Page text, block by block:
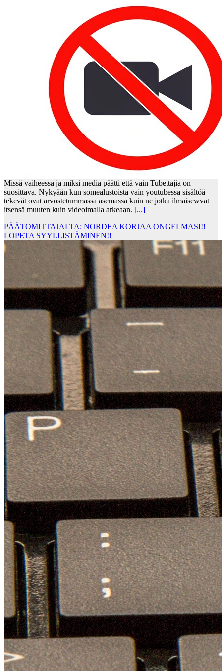
Missä vaiheessa ja miksi media päätti että vain Tubettajia on
suosittava. Nykyään kun somealustoista vain youtubessa sisältöä
tekevät ovat arvostetummassa asemassa kuin ne jotka ilmaisewvat
itsensä muuten kuin videoimalla arkeaan. [...]
PÄÄTOMITTAJALTA: NORDEA KORJAA ONGELMASI!!
LOPETA SYYLLISTÄMINEN!!